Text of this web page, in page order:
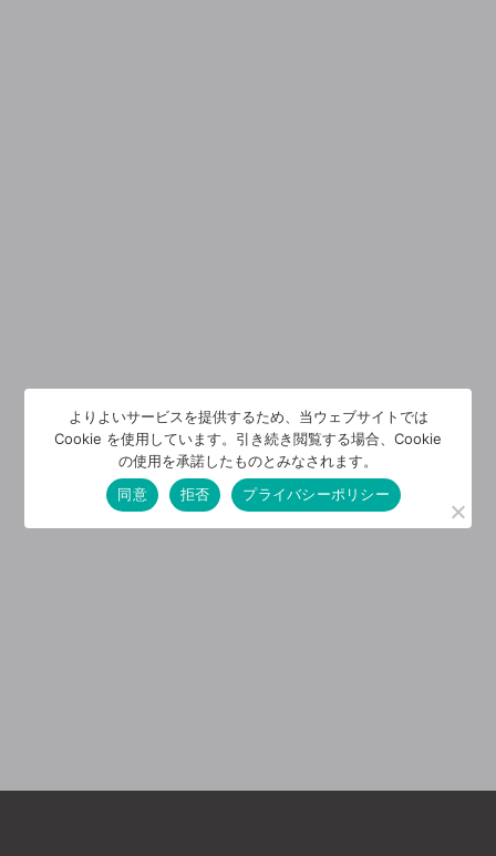
よりよいサービスを提供するため、当ウェブサイトでは
Cookie を使用しています。引き続き閲覧する場合、Cookie
の使用を承諾したものとみなされます。
同意
拒否 プライバシーポリシー